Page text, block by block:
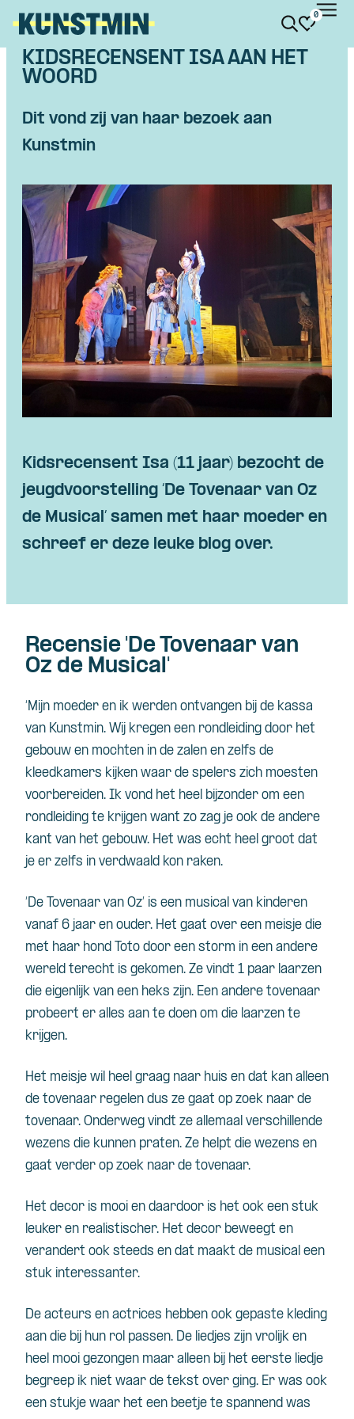
Skip navigatie
0
KIDSRECENSENT ISA AAN HET
WOORD
Dit vond zij van haar bezoek aan
Kunstmin
Kidsrecensent Isa (11 jaar) bezocht de
jeugdvoorstelling ‘De Tovenaar van Oz
de Musical’ samen met haar moeder en
schreef er deze leuke blog over.
Recensie 'De Tovenaar van
Oz de Musical'
‘Mijn moeder en ik werden ontvangen bij de kassa
van Kunstmin. Wij kregen een rondleiding door het
gebouw en mochten in de zalen en zelfs de
kleedkamers kijken waar de spelers zich moesten
voorbereiden. Ik vond het heel bijzonder om een
rondleiding te krijgen want zo zag je ook de andere
kant van het gebouw. Het was echt heel groot dat
je er zelfs in verdwaald kon raken.
‘De Tovenaar van Oz’ is een musical van kinderen
vanaf 6 jaar en ouder. Het gaat over een meisje die
met haar hond Toto door een storm in een andere
wereld terecht is gekomen. Ze vindt 1 paar laarzen
die eigenlijk van een heks zijn. Een andere tovenaar
probeert er alles aan te doen om die laarzen te
krijgen.
Het meisje wil heel graag naar huis en dat kan alleen
de tovenaar regelen dus ze gaat op zoek naar de
tovenaar. Onderweg vindt ze allemaal verschillende
wezens die kunnen praten. Ze helpt die wezens en
gaat verder op zoek naar de tovenaar.
Het decor is mooi en daardoor is het ook een stuk
leuker en realistischer. Het decor beweegt en
verandert ook steeds en dat maakt de musical een
stuk interessanter.
De acteurs en actrices hebben ook gepaste kleding
aan die bij hun rol passen. De liedjes zijn vrolijk en
heel mooi gezongen maar alleen bij het eerste liedje
begreep ik niet waar de tekst over ging. Er was ook
een stukje waar het een beetje te spannend was